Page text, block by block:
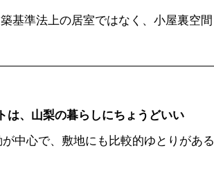
基準法上の居室ではなく、小屋裏空
は、山梨の暮らしにちょうどいい
中心で、敷地にも比較的ゆとりがある